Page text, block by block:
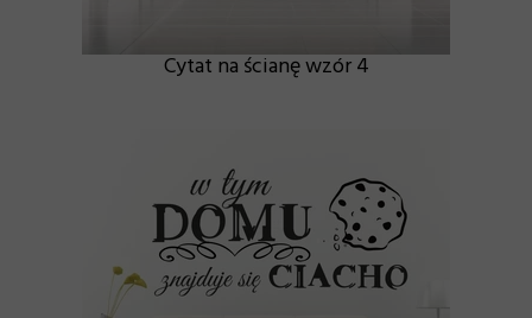
Cytat na ścianę wzór 4